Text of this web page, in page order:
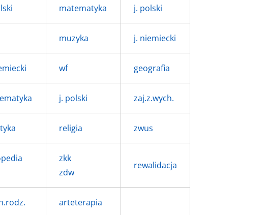
matematyka j. polski
muzyka j. niemiecki
wf geografia
j. polski zaj.z.wych.
religia zwus
zkk
zdw
rewalidacja
arteterapia